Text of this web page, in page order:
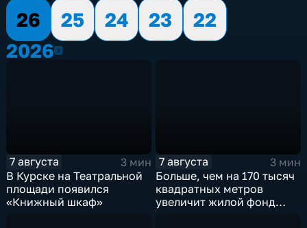
26
25 24 23
22
20262026
7 августа
3 мин
В Курске на Театральной
площади появился
«Книжный шкаф»
7 августа
3 мин
Больше, чем на 170 тысяч
квадратных метров
увеличит жилой фонд